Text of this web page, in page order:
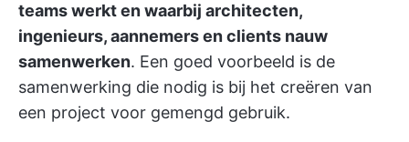
teams werkt en waarbij architecten,
ingenieurs, aannemers en clients nauw
samenwerken. Een goed voorbeeld is de
samenwerking die nodig is bij het creëren van
een project voor gemengd gebruik.